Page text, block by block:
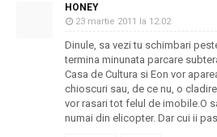
HONEY
23 martie 2011 la 12:02
Dinule, sa vezi tu schimbari
termina minunata parcare
Casa de Cultura si Eon vor
chioscuri sau, de ce nu, o
vor rasari tot felul de imobile.O
numai din elicopter. Dar cui ii